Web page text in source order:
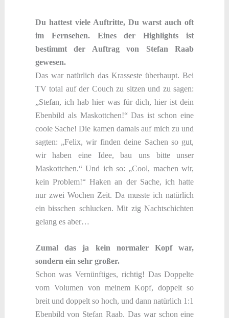
Du hattest viele Auftritte, Du warst auch oft
im Fernsehen. Eines der Highlights ist
bestimmt der Auftrag von Stefan Raab
gewesen.
Das war natürlich das Krasseste überhaupt. Bei
TV total auf der Couch zu sitzen und zu sagen:
„Stefan, ich hab hier was für dich, hier ist dein
Ebenbild als Maskottchen!“ Das ist schon eine
coole Sache! Die kamen damals auf mich zu und
sagten: „Felix, wir finden deine Sachen so gut,
wir haben eine Idee, bau uns bitte unser
Maskottchen.“ Und ich so: „Cool, machen wir,
kein Problem!“ Haken an der Sache, ich hatte
nur zwei Wochen Zeit. Da musste ich natürlich
ein bisschen schlucken. Mit zig Nachtschichten
gelang es aber…
Zumal das ja kein normaler Kopf war,
sondern ein sehr großer.
Schon was Vernünftiges, richtig! Das Doppelte
vom Volumen von meinem Kopf, doppelt so
breit und doppelt so hoch, und dann natürlich 1:1
Ebenbild von Stefan Raab. Das war schon eine